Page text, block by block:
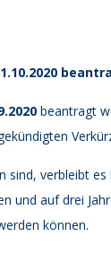
beantragt
sind, verbleibt es
und auf drei
können.